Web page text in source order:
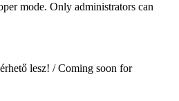
mode. Only administrators can
lesz! / Coming soon for